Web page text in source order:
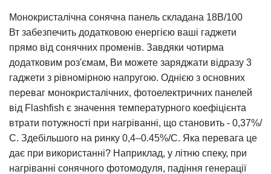
Монокристалічна сонячна панель складана 18В/100
Вт забезпечить додатковою енергією ваші гаджети
прямо від сонячних променів. Завдяки чотирма
додатковим роз'ємам, Ви можете заряджати відразу 3
гаджети з рівномірною напругою. Однією з основних
переваг монокристалічних, фотоелектричних панелей
від Flashfish є значення температурного коефіцієнта
втрати потужності при нагріванні, що становить - 0,37%/
С. Здебільшого на ринку 0,4–0.45%/С. Яка перевага це
дає при використанні? Наприклад, у літню спеку, при
нагріванні сонячного фотомодуля, падіння генерації